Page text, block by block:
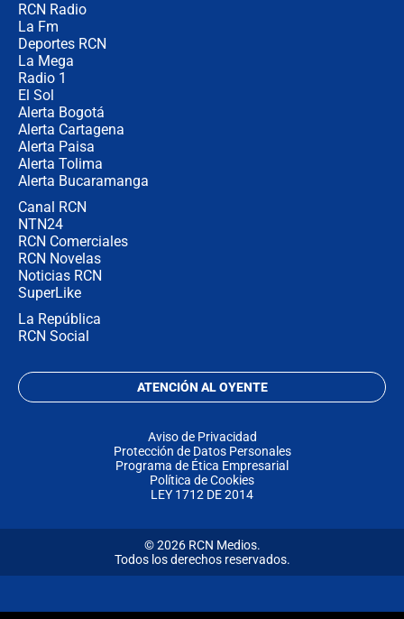
RCN Radio
La Fm
Deportes RCN
La Mega
Radio 1
El Sol
Alerta Bogotá
Alerta Cartagena
Alerta Paisa
Alerta Tolima
Alerta Bucaramanga
Canal RCN
NTN24
RCN Comerciales
RCN Novelas
Noticias RCN
SuperLike
La República
RCN Social
ATENCIÓN AL OYENTE
Aviso de Privacidad
Protección de Datos Personales
Programa de Ética Empresarial
Política de Cookies
LEY 1712 DE 2014
© 2026 RCN Medios.
Todos los derechos reservados.